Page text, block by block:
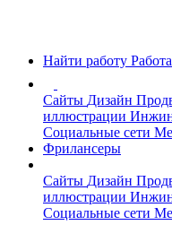
Найти работу Работа
Сайты Дизайн
иллюстрации
Социальные сети
Фрилансеры
Сайты Дизайн
иллюстрации
Социальные сети